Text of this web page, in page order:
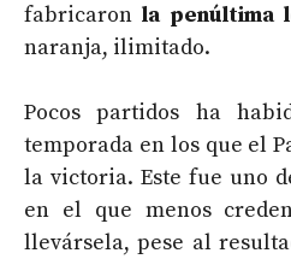
fabricaron la penúltima
naranja, ilimitado.
Pocos partidos ha
temporada en los que el
la victoria. Este fue uno
en el que menos
llevársela, pese al